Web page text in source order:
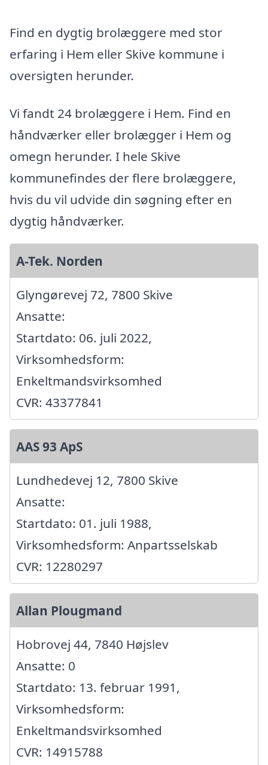
Find en dygtig brolæggere med stor
erfaring i Hem eller Skive kommune i
oversigten herunder.
Vi fandt 24 brolæggere i Hem. Find en
håndværker eller brolægger i Hem og
omegn herunder. I hele Skive
kommunefindes der flere brolæggere,
hvis du vil udvide din søgning efter en
dygtig håndværker.
A-Tek. Norden
Glyngørevej 72, 7800 Skive
Ansatte:
Startdato: 06. juli 2022,
Virksomhedsform:
Enkeltmandsvirksomhed
CVR: 43377841
AAS 93 ApS
Lundhedevej 12, 7800 Skive
Ansatte:
Startdato: 01. juli 1988,
Virksomhedsform: Anpartsselskab
CVR: 12280297
Allan Plougmand
Hobrovej 44, 7840 Højslev
Ansatte: 0
Startdato: 13. februar 1991,
Virksomhedsform:
Enkeltmandsvirksomhed
CVR: 14915788